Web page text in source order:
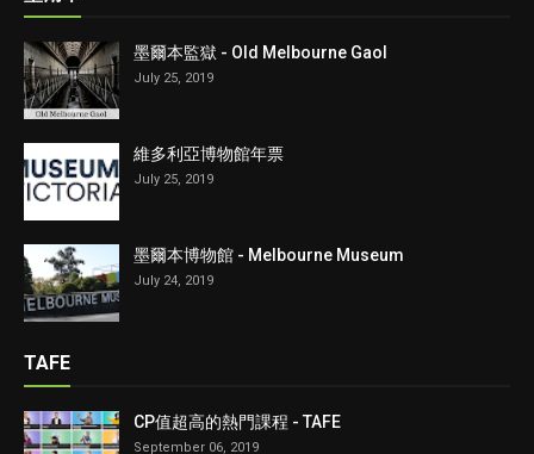
墨爾本監獄 - Old Melbourne Gaol
July 25, 2019
維多利亞博物館年票
July 25, 2019
墨爾本博物館 - Melbourne Museum
July 24, 2019
TAFE
CP值超高的熱門課程 - TAFE
September 06, 2019